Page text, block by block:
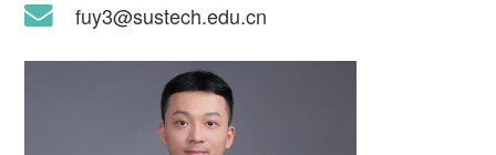
fuy3@sustech.edu.cn